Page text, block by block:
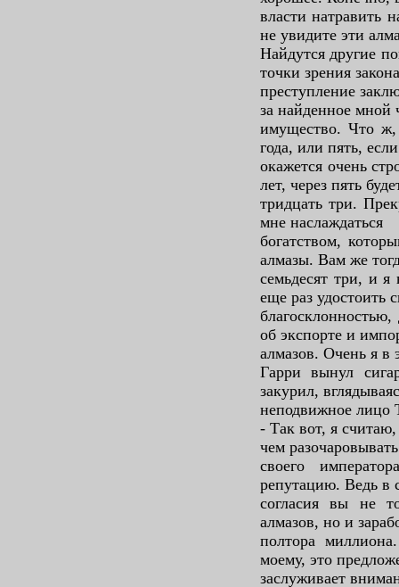
власти натравить
не увидите эти
Найдутся другие
точки зрения
преступление
за найденное мной
имущество. Что ж,
года, или пять,
окажется очень
лет, через пять
тридцать три.
мне наслаждаться
богатством,
алмазы. Вам же
семьдесят три, и я
еще раз удостоить
об экспорте и
алмазов. Очень я в
Гарри вынул
закурил,
неподвижное лицо
- Так вот, я
чем разочаровывать
своего
репутацию. Ведь в
согласия вы не
алмазов, но и
полтора
моему, это
заслуживает